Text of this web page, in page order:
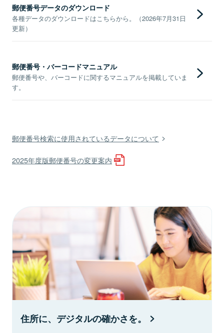
郵便番号データのダウンロード
各種データのダウンロードはこちらから。（2026年7月31日
更新）
郵便番号・バーコードマニュアル
郵便番号や、バーコードに関するマニュアルを掲載していま
す。
郵便番号検索に使用されているデータについて
2025年度版郵便番号の変更案内
住所に、デジタルの確かさを。